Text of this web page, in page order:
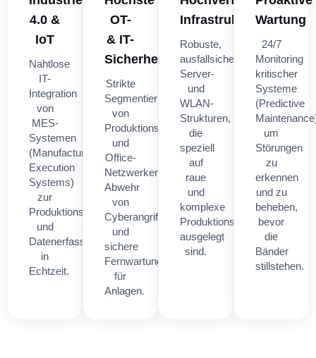
4.0 &
IoT
Nahtlose
IT-
Integration
von
MES-
Systemen
(Manufacturing
Execution
Systems)
zur
Produktionssteuerung
und
Datenerfassung
in
Echtzeit.
OT-
& IT-
Sicherheit
Strikte
Segmentierung
von
Produktions-
und
Office-
Netzwerken,
Abwehr
von
Cyberangriffen
und
sichere
Fernwartungslösungen
für
Anlagen.
Infrastruktur
Robuste,
ausfallsichere
Server-
und
WLAN-
Strukturen,
die
speziell
auf
raue
und
komplexe
Produktionsumgebungen
ausgelegt
sind.
Wartung
24/7
Monitoring
kritischer
Systeme
(Predictive
um
Störungen
zu
erkennen
und zu
beheben,
bevor
die
Bänder
stillstehen.